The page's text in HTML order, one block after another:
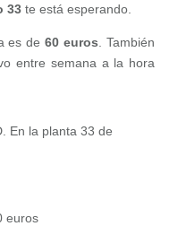
33te está esperando.
es de60 euros . También
entre semana a la hora
En la planta 33 de
euros